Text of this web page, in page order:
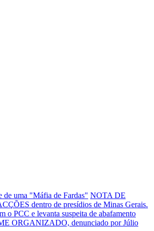
uma "Máfia de Fardas" NOTA DE
dentro de presídios de Minas Gerais.
PCC e levanta suspeita de abafamento
ORGANIZADO, denunciado por Júlio